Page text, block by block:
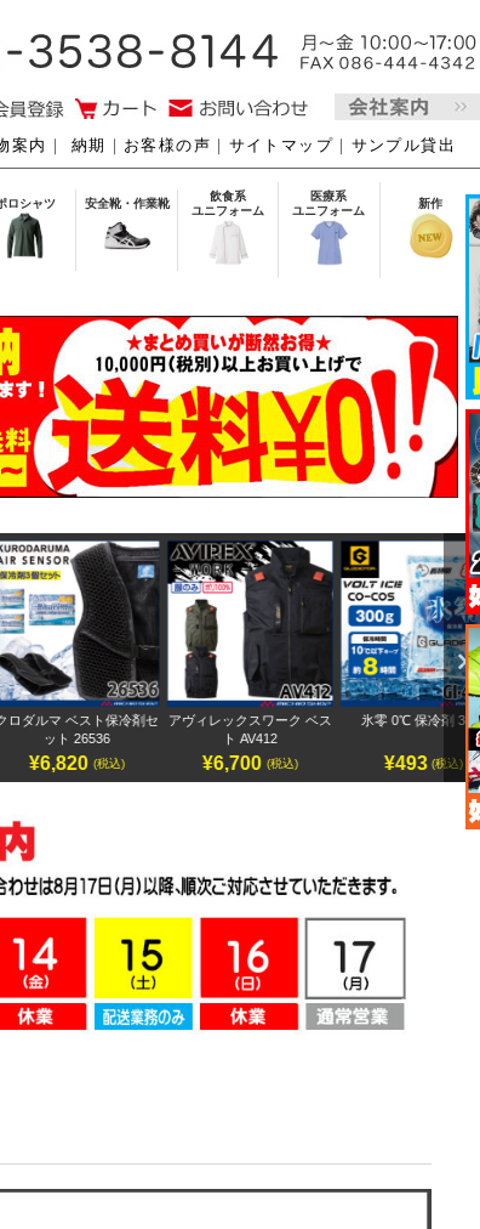
案内 ｜ 納期 ｜ お客様の声 ｜ サイトマップ ｜ サンプル貸出
ロシャツ 安全靴・作業靴
飲食系
ユニフォーム
医療系
ユニフォーム
新作
ルマ ベスト保冷剤セ
ット 26536
¥6,820 (税込)
アヴィレックスワーク ベス
ト AV412
¥6,700 (税込)
氷零 0℃ 保冷剤 300g
¥493 (税込)
Next